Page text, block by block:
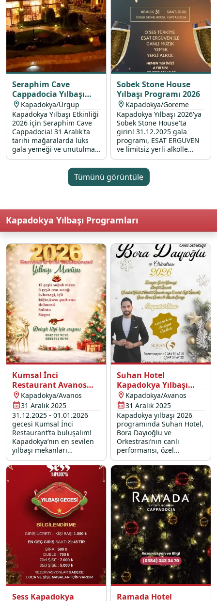
Seraphim Cave
Cappadocia Yılbaşı
Programı 2026
Kapadokya/Ürgüp
Kapadokya Yılbaşı Etkinliği
2026 için Seraphim Cave
Cappadocia! 31 Aralık'ta
tarihi mağaralarda lüks
gala yemeği ve unutulmaz
yılbaşı programı!
Sobek Stone House
Yılbaşı Programı 2026
Kapadokya/Göreme
Kapadokya Yılbaşı 2026'ya
Sobek Stone House'ta
girin! 31.12.2025 gala
programı, ESAT ERGÜVEN
ve limitsiz yerli alkolle
unutulmaz bir yılbaşı
etkinliği.
Tümünü görüntüle
Kapadokya Yılbaşı Programları
Kumsal İnci
Restaurant Avanos
Yılbaşı Programı 2026
Kapadokya/Avanos
31 Aralık 2025
31.12.2025 - 01.01.2026
gecesi Kumsal İnci
Restaurant’ta buluşalım!
Kapadokya’nın en sevilen
yılbaşı mekanları
arasındaki restoranımızda;
canlı yılbaşı konserleri ve
eğlenceli yılbaşı etkinlikleri
ile dolu unutulmaz bir
2026 programı sizi
bekliyor.
Suhan Hotel
Kapadokya Yılbaşı
Programı 2026
Kapadokya/Avanos
31 Aralık 2025
Kapadokya yılbaşı 2026
programında Suhan Hotel,
Bora Dayıoğlu ve
Orkestrası’nın canlı
performansı, özel
lezzetlerle dolu yılbaşı
menüsü ve yılbaşı
sürprizleri ile sizleri
bekliyor.
Sess Kapadokya Ramada Hotel